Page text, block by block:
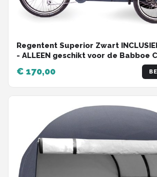
Regentent Superior Zwart
- ALLEEN geschikt voor de Babboe
€ 170,00